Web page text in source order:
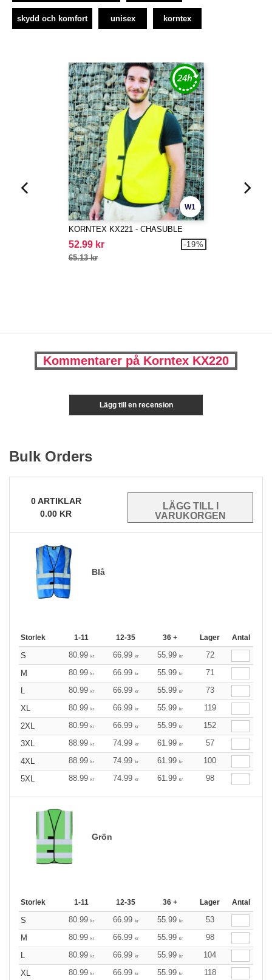
skydd och komfort unisex korntex
W1
KORNTEX KX221 - CHASUBLE
52.99 kr
65.13 kr
-19%
Kommentarer på Korntex KX220
Lägg till en recension
Bulk Orders
0ARTIKLAR
0.00 KR
Blå
Storlek 1-11 12-35 36 + Lager Antal
S 80.99 kr 66.99 kr 55.99 kr
72
M
80.99 kr 66.99 kr 55.99 kr
71
L
80.99 kr 66.99 kr 55.99 kr
73
XL
80.99 kr 66.99 kr 55.99 kr
119
2XL
80.99 kr 66.99 kr 55.99 kr
152
3XL
88.99 kr 74.99 kr 61.99 kr
57
4XL
88.99 kr 74.99 kr 61.99 kr
100
5XL
88.99 kr 74.99 kr 61.99 kr 98
Grön
Storlek 1-11 12-35 36 + Lager Antal
S 80.99 kr 66.99 kr 55.99 kr
53
M
80.99 kr 66.99 kr 55.99 kr
98
L
80.99 kr 66.99 kr 55.99 kr
104
XL
80.99 kr 66.99 kr 55.99 kr 118